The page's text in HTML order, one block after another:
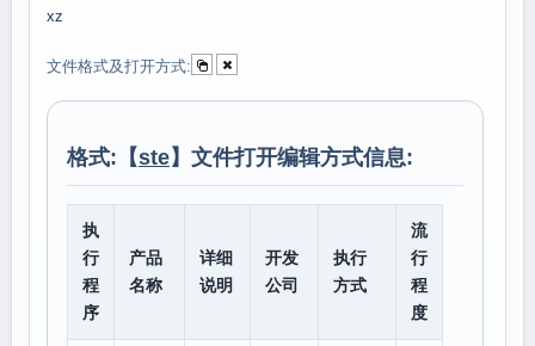
xz
文件格式及打开方式:
格式:【ste】文件打开编辑方式信息:
执
行
程
序
产品
名称
详细
说明
开发
公司
执行
方式
流
行
程
度